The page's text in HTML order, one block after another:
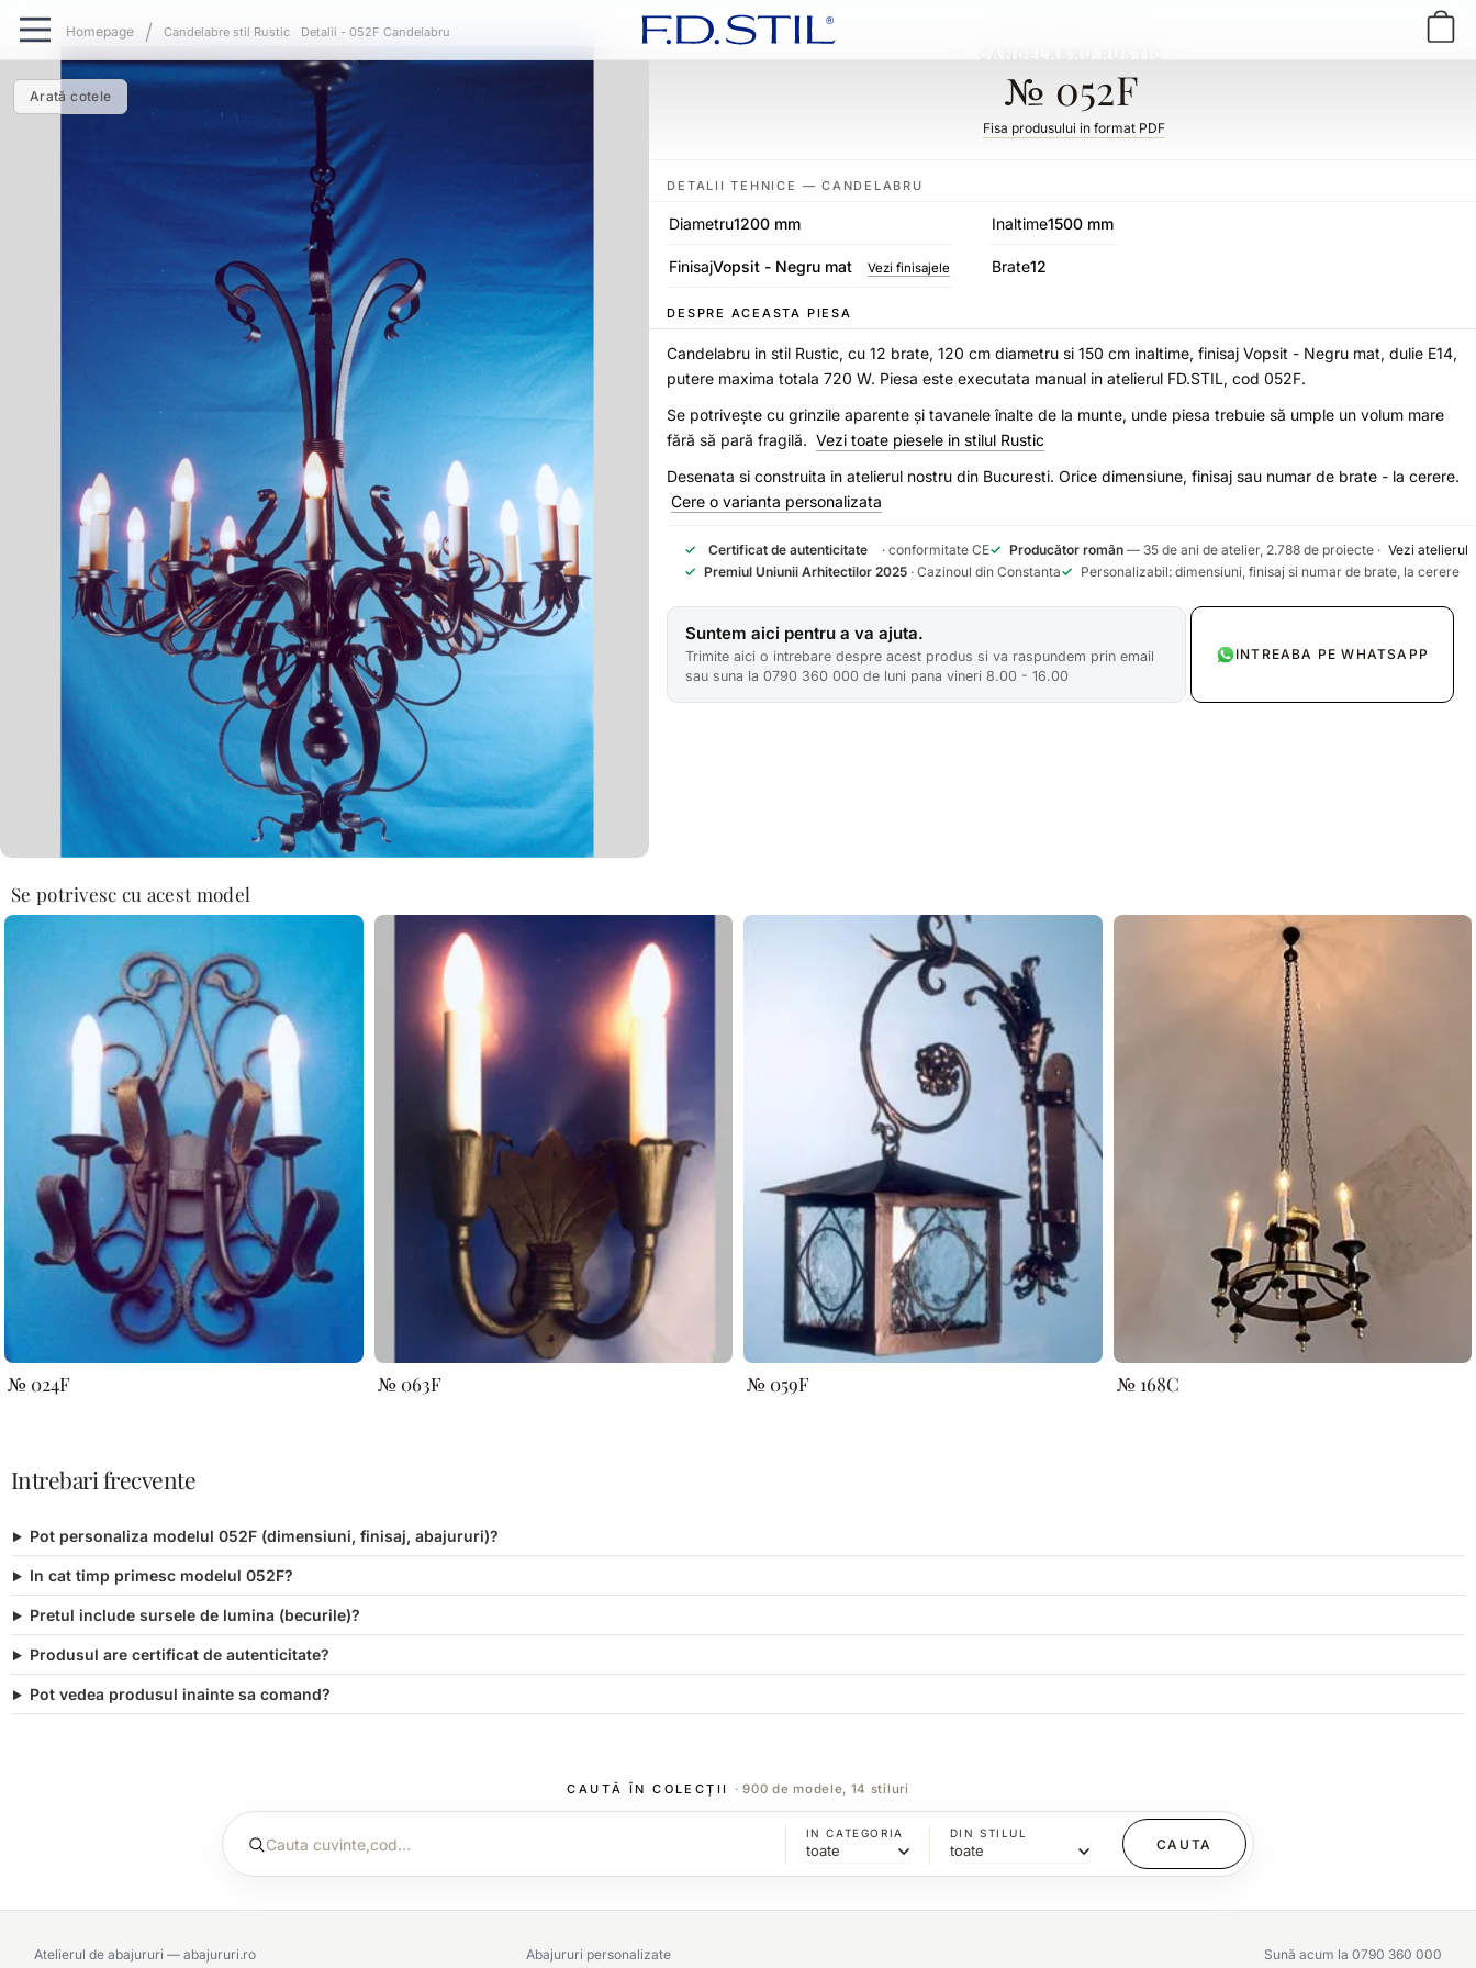
Candelabre stil Rustic Detalii - 052F Candelabru
Arată cotele № 052F
Fisa produsului in format PDF
DETALII TEHNICE — CANDELABRU
Diametru1200 mm Inaltime1500 mm
FinisajVopsit - Negru mat Vezi finisajele Brate12
DESPRE ACEASTA PIESA
Candelabru in stil Rustic, cu 12 brate, 120 cm diametru si 150 cm inaltime, finisaj Vopsit - Negru mat, dulie E14,
putere maxima totala 720 W. Piesa este executata manual in atelierul FD.STIL, cod 052F.
Se potrivește cu grinzile aparente și tavanele înalte de la munte, unde piesa trebuie să umple un volum mare
fără să pară fragilă. Vezi toate piesele in stilul Rustic
Desenata si construita in atelierul nostru din Bucuresti. Orice dimensiune, finisaj sau numar de brate - la cerere.
Cere o varianta personalizata
✓ Certificat de autenticitate · conformitate CE✓ Producător român — 35 de ani de atelier, 2.788 de proiecte · Vezi atelierul
✓ Premiul Uniunii Arhitectilor 2025 · Cazinoul din Constanta✓ Personalizabil: dimensiuni, finisaj si numar de brate, la cerere
Suntem aici pentru a va ajuta.
Trimite aici o intrebare despre acest produs si va raspundem prin email
sau suna la 0790 360 000 de luni pana vineri 8.00 - 16.00
INTREABA PE WHATSAPP
Se potrivesc cu acest model
№ 024F № 063F № 059F № 168C
Intrebari frecvente
Pot personaliza modelul 052F (dimensiuni, finisaj, abajururi)?
In cat timp primesc modelul 052F?
Pretul include sursele de lumina (becurile)?
Produsul are certificat de autenticitate?
Pot vedea produsul inainte sa comand?
CAUTĂ ÎN COLECȚII · 900 de modele, 14 stiluri
IN CATEGORIA DIN STILUL
Atelierul de abajururi — abajururi.ro Abajururi personalizate Sună acum la 0790 360 000